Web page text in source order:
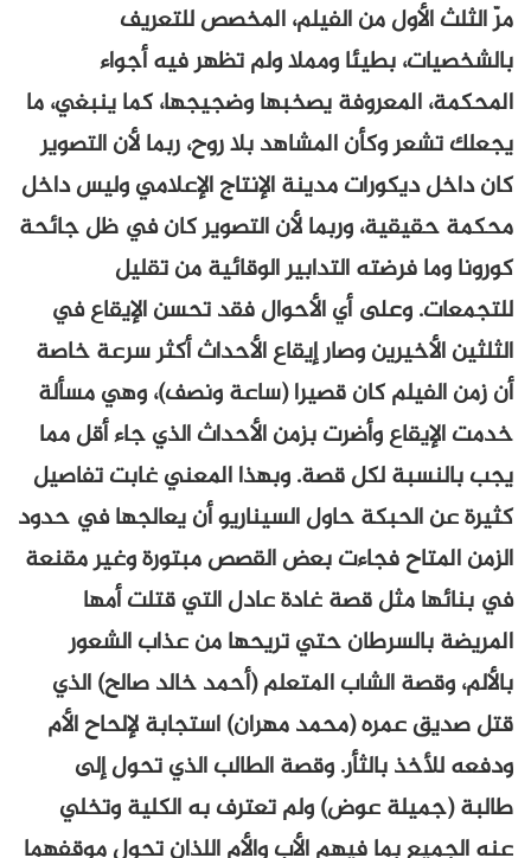
مرّ الثلث الأول من الفيلم، المخصص للتعريف
بالشخصيات، بطيئا ومملا ولم تظهر فيه أجواء
المحكمة، المعروفة يصخبها وضجيجها، كما ينبغي، ما
يجعلك تشعر وكأن المشاهد بلا روح، ربما لأن التصوير
كان داخل ديكورات مدينة الإنتاج الإعلامي وليس داخل
محكمة حقيقية، وربما لأن التصوير كان في ظل جائحة
كورونا وما فرضته التدابير الوقائية من تقليل
للتجمعات. وعلى أي الأحوال فقد تحسن الإيقاع في
الثلثين الأخيرين وصار إيقاع الأحداث أكثر سرعة خاصة
أن زمن الفيلم كان قصيرا (ساعة ونصف)، وهي مسألة
خدمت الإيقاع وأضرت بزمن الأحداث الذي جاء أقل مما
يجب بالنسبة لكل قصة. وبهذا المعني غابت تفاصيل
كثيرة عن الحبكة حاول السيناريو أن يعالجها في حدود
الزمن المتاح فجاءت بعض القصص مبتورة وغير مقنعة
في بنائها مثل قصة غادة عادل التي قتلت أمها
المريضة بالسرطان حتي تريحها من عذاب الشعور
بالألم، وقصة الشاب المتعلم (أحمد خالد صالح) الذي
قتل صديق عمره (محمد مهران) استجابة لإلحاح الأم
ودفعه للأخذ بالثأر. وقصة الطالب الذي تحول إلى
طالبة (جميلة عوض) ولم تعترف به الكلية وتخلي